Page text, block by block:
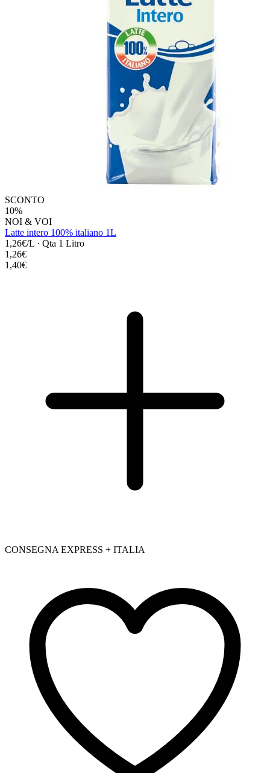
SCONTO
10%
NOI & VOI
Latte intero 100% italiano 1L
1,26€/L · Qta 1 Litro
1,26€
1,40€
CONSEGNA EXPRESS + ITALIA